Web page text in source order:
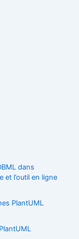
dans
et l’outil en ligne
PlantUML